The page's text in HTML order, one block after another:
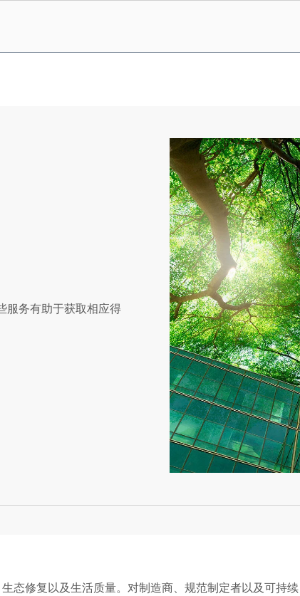
服务有助于获取相应得
态修复以及生活质量。对制造商、规范制定者以及可持续